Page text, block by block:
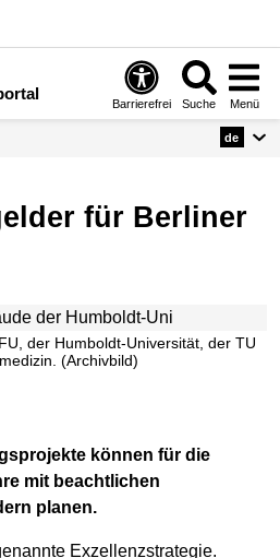
Barrierefrei Suche Menü
de
der Humboldt-Universität, der TU
(Archivbild)
können für die
mit beachtlichen
planen.
Exzellenzstrategie.